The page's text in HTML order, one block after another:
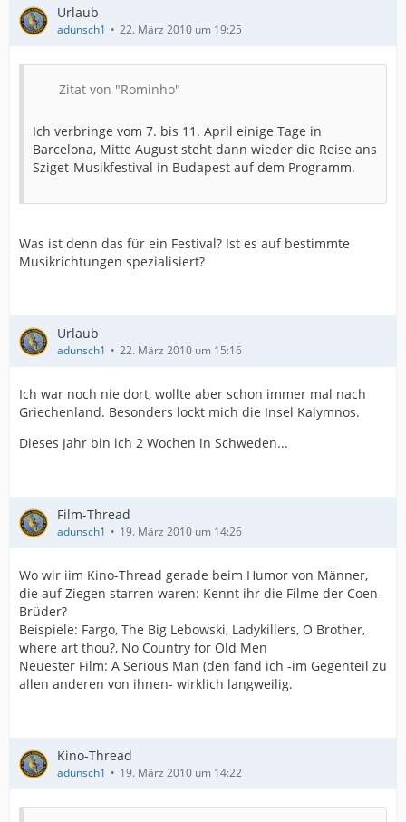
Urlaub
adunsch1 22. März 2010 um 19:25
Zitat von "Rominho"
Ich verbringe vom 7. bis 11. April einige Tage in
Barcelona, Mitte August steht dann wieder die Reise ans
Sziget-Musikfestival in Budapest auf dem Programm.
Was ist denn das für ein Festival? Ist es auf bestimmte
Musikrichtungen spezialisiert?
Urlaub
adunsch1 22. März 2010 um 15:16
Ich war noch nie dort, wollte aber schon immer mal nach
Griechenland. Besonders lockt mich die Insel Kalymnos.
Dieses Jahr bin ich 2 Wochen in Schweden...
Film-Thread
adunsch1 19. März 2010 um 14:26
Wo wir iim Kino-Thread gerade beim Humor von Männer,
die auf Ziegen starren waren: Kennt ihr die Filme der Coen-
Brüder?
Beispiele: Fargo, The Big Lebowski, Ladykillers, O Brother,
where art thou?, No Country for Old Men
Neuester Film: A Serious Man (den fand ich -im Gegenteil zu
allen anderen von ihnen- wirklich langweilig.
Kino-Thread
adunsch1 19. März 2010 um 14:22